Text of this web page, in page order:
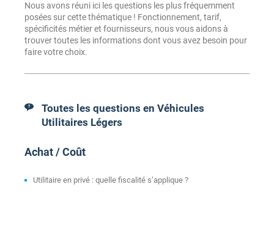
Nous avons réuni ici les questions les plus fréquemment
posées sur cette thématique ! Fonctionnement, tarif,
spécificités métier et fournisseurs, nous vous aidons à
trouver toutes les informations dont vous avez besoin pour
faire votre choix.
Toutes les questions en Véhicules
Utilitaires Légers
Achat / Coût
Utilitaire en privé : quelle fiscalité s’applique ?